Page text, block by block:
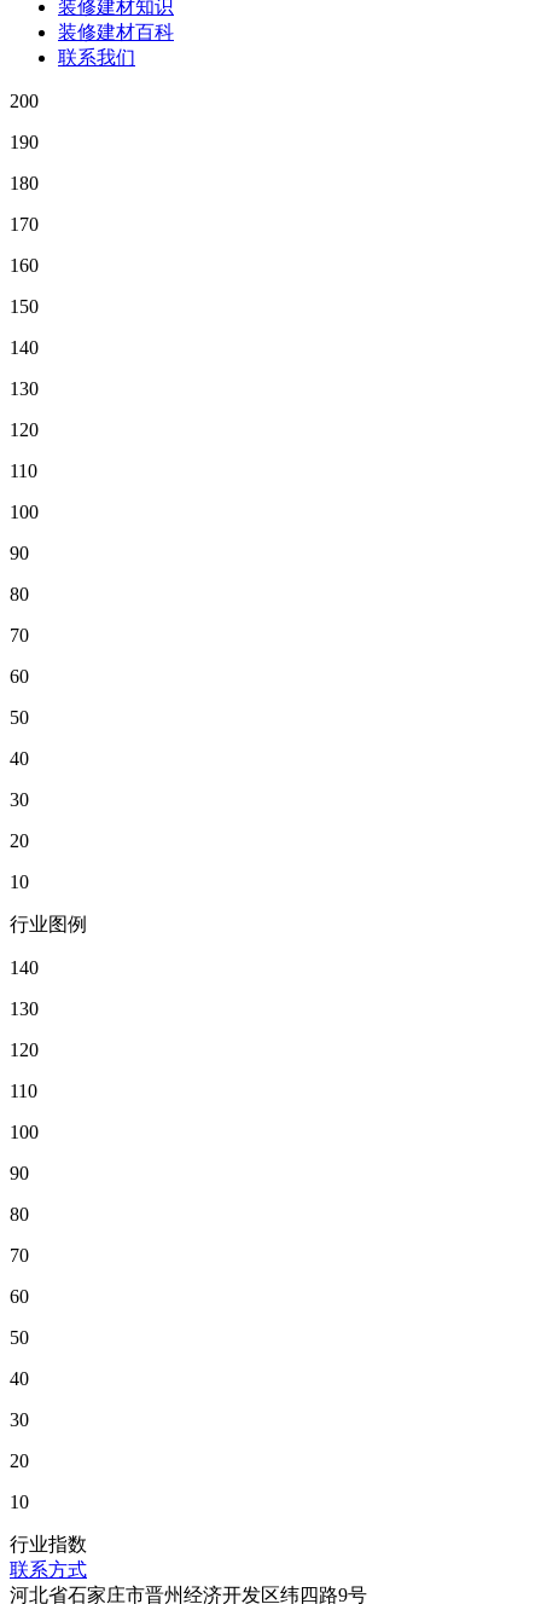
装修建材知识
装修建材百科
联系我们
200
190
180
170
160
150
140
130
120
110
100
90
80
70
60
50
40
30
20
10
行业图例
140
130
120
110
100
90
80
70
60
50
40
30
20
10
行业指数
联系方式
河北省石家庄市晋州经济开发区纬四路9号